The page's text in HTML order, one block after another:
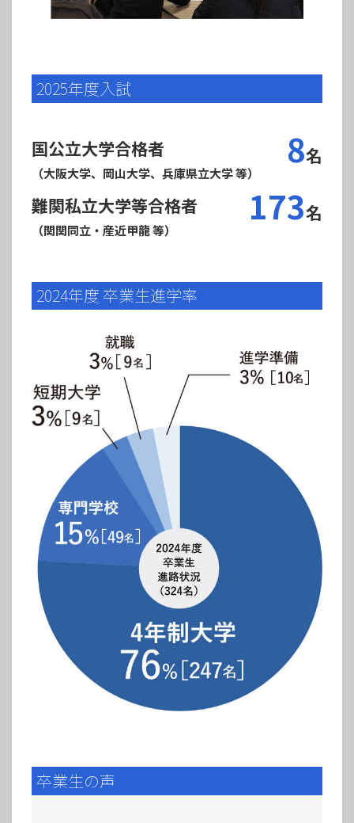
2025年度入試
国公立大学合格者
（大阪大学、岡山大学、兵庫県立大学 等）
8名
難関私立大学等合格者
（関関同立・産近甲龍 等）
173名
2024年度 卒業生進学率
卒業生の声